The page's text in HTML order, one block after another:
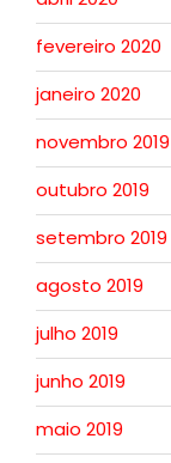
fevereiro 2020
janeiro 2020
novembro 2019
outubro 2019
setembro 2019
agosto 2019
julho 2019
junho 2019
maio 2019